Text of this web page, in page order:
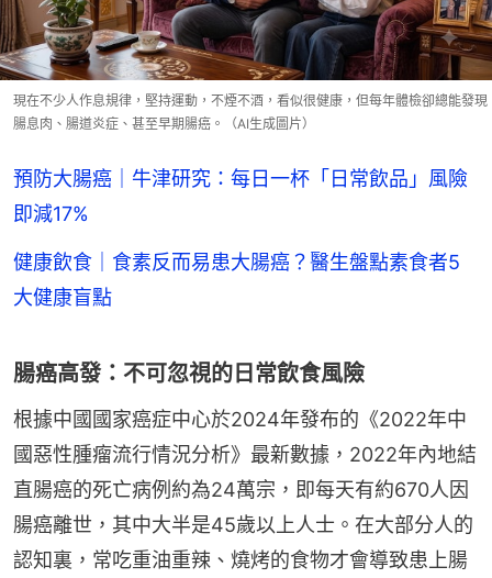
現在不少人作息規律，堅持運動，不煙不酒，看似很健康，但每年體檢卻總能發現
腸息肉、腸道炎症、甚至早期腸癌。（AI生成圖片）
預防大腸癌｜牛津研究：每日一杯「日常飲品」風險
即減17%
健康飲食｜食素反而易患大腸癌？醫生盤點素食者5
大健康盲點
腸癌高發：不可忽視的日常飲食風險
根據中國國家癌症中心於2024年發布的《2022年中
國惡性腫瘤流行情況分析》最新數據，2022年內地結
直腸癌的死亡病例約為24萬宗，即每天有約670人因
腸癌離世，其中大半是45歲以上人士。在大部分人的
認知裏，常吃重油重辣、燒烤的食物才會導致患上腸